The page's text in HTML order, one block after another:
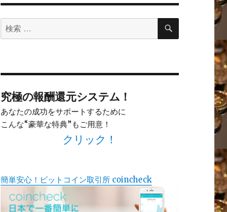
検
索
検
究極の報酬還元システム！
あなたの成功をサポートするために
こんな“豪華な特典”もご用意！
クリック！
簡単安心！ビットコイン取引所 coincheck